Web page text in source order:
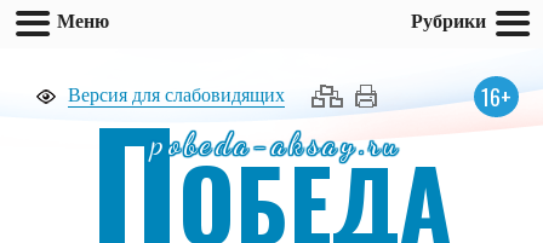
Версия для слабовидящих 16+
pobeda-aksay.ru
ПОБЕДА
Меню Рубрики